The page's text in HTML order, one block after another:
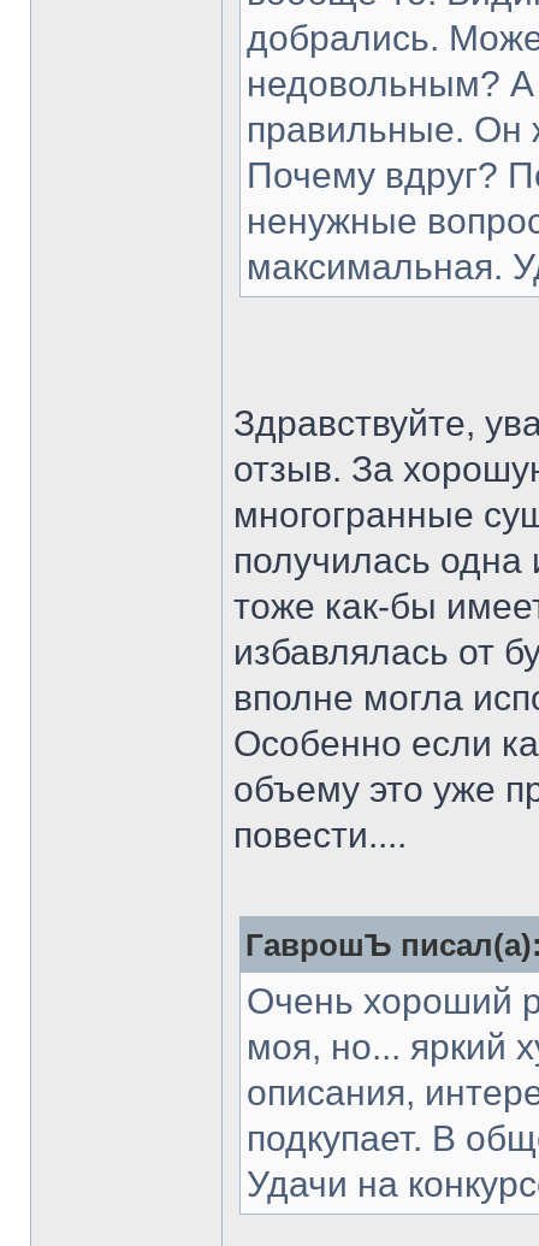
добрались.
недовольным? А
правильные. Он
Почему вдруг?
ненужные
максимальная.
Здравствуйте,
отзыв. За
многогранные
получилась одна
тоже как-бы
избавлялась от
вполне могла
Особенно если
объему это уже
повести....
ГаврошЪ
Очень хороший
моя, но... яркий
описания,
подкупает. В
Удачи на